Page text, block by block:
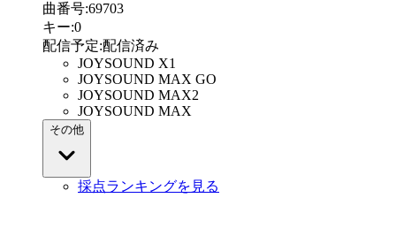
曲番号:69703
キー:0
配信予定:配信済み
JOYSOUND X1
JOYSOUND MAX GO
JOYSOUND MAX2
JOYSOUND MAX
その他
採点ランキングを見る